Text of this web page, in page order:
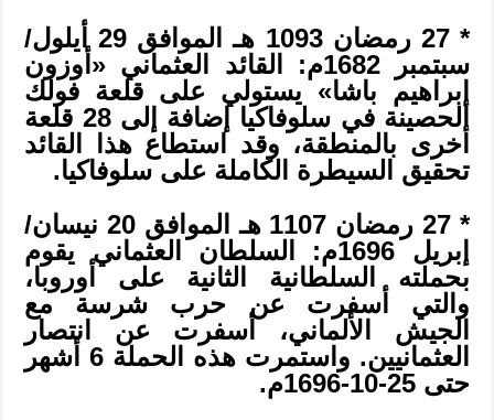
* 27 رمضان 1093 هـ الموافق 29 أيلول/
سبتمبر 1682م: القائد العثماني «أوزون
إبراهيم باشا» يستولي على قلعة فولك
الحصينة في سلوفاكيا إضافة إلى 28 قلعة
أخرى بالمنطقة، وقد استطاع هذا القائد
تحقيق السيطرة الكاملة على سلوفاكيا.
* 27 رمضان 1107 هـ الموافق 20 نيسان/
إبريل 1696م: السلطان العثماني يقوم
بحملته السلطانية الثانية على أوروبا،
والتي أسفرت عن حرب شرسة مع
الجيش الألماني، أسفرت عن انتصار
العثمانيين. واستمرت هذه الحملة 6 أشهر
حتى 25-10-1696م.